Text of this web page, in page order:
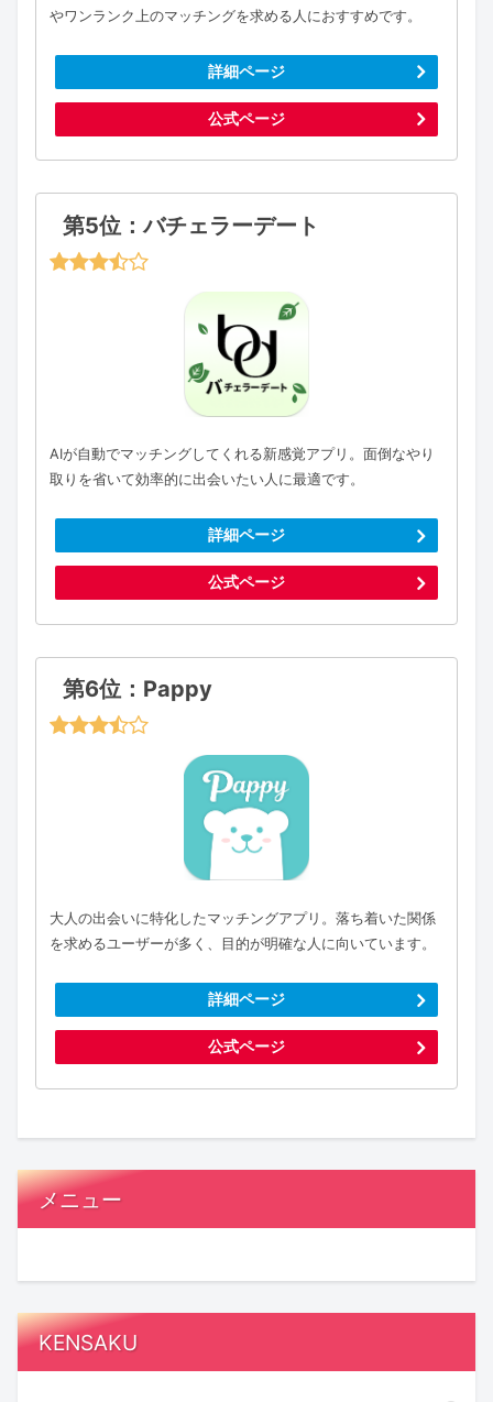
やワンランク上のマッチングを求める人におすすめです。
詳細ページ
公式ページ
第5位：バチェラーデート
AIが自動でマッチングしてくれる新感覚アプリ。面倒なやり
取りを省いて効率的に出会いたい人に最適です。
詳細ページ
公式ページ
第6位：Pappy
大人の出会いに特化したマッチングアプリ。落ち着いた関係
を求めるユーザーが多く、目的が明確な人に向いています。
詳細ページ
公式ページ
メニュー
KENSAKU